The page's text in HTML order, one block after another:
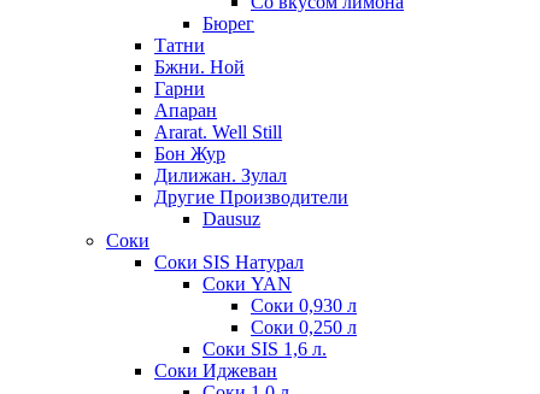
Бюрег
Татни
Бжни. Ной
Гарни
Апаран
Ararat. Well Still
Бон Жур
Дилижан. Зулал
Другие Производители
Dausuz
Соки
Соки SIS Натурал
Соки YAN
Соки 0,930 л
Соки 0,250 л
Соки SIS 1,6 л.
Соки Иджеван